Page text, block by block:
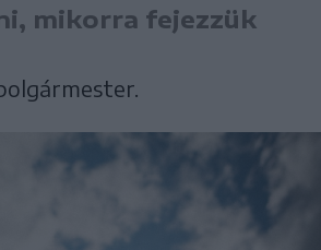
mikorra fejezzük